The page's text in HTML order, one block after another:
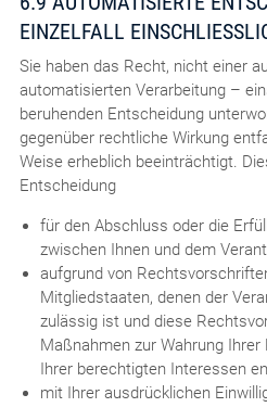
EINZELFALL
Sie haben das Recht, nicht einer
automatisierten Verarbeitung –
beruhenden Entscheidung
gegenüber rechtliche Wirkung
Weise erheblich beeinträchtigt.
Entscheidung
für den Abschluss oder die
zwischen Ihnen und dem
aufgrund von
Mitgliedstaaten, denen der
zulässig ist und diese
Maßnahmen zur Wahrung
Ihrer berechtigten Interessen
mit Ihrer ausdrücklichen